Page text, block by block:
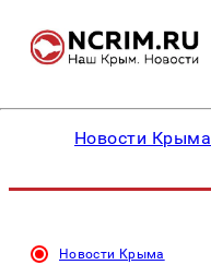
Новости Крыма
Новости Крыма